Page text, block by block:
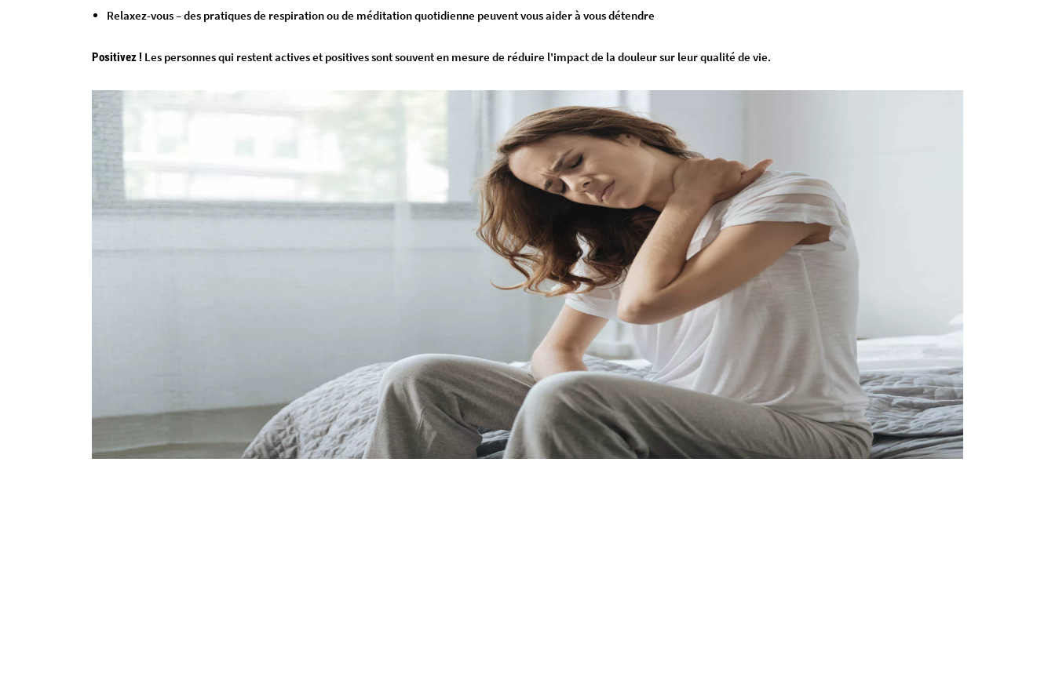
Relaxez-vous – des pratiques de respiration ou de méditation quotidienne peuvent vous aider à vous détendre
Positivez ! Les personnes qui restent actives et positives sont souvent en mesure de réduire l'impact de la douleur sur leur qualité de vie.